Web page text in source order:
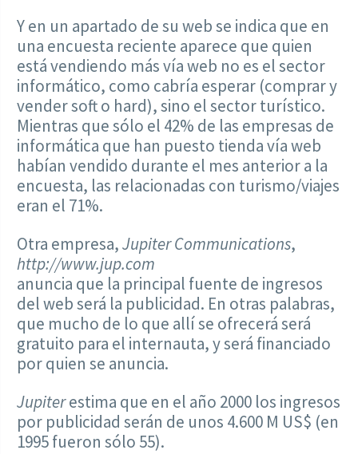
Y en un apartado de su web se indica que en
una encuesta reciente aparece que quien
está vendiendo más vía web no es el sector
informático, como cabría esperar (comprar y
vender soft o hard), sino el sector turístico.
Mientras que sólo el 42% de las empresas de
informática que han puesto tienda vía web
habían vendido durante el mes anterior a la
encuesta, las relacionadas con turismo/viajes
eran el 71%.
Otra empresa,Jupiter Communications,
http://www.jup.com
anuncia que la principal fuente de ingresos
del web será la publicidad. En otras palabras,
que mucho de lo que allí se ofrecerá será
gratuito para el internauta, y será financiado
por quien se anuncia.
Jupiterestima que en el año 2000 los ingresos
por publicidad serán de unos 4.600 M US$ (en
1995 fueron sólo 55).